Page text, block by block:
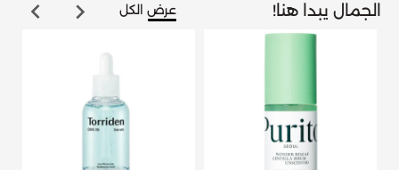
الجمال يبدا هنا! عرض الكل